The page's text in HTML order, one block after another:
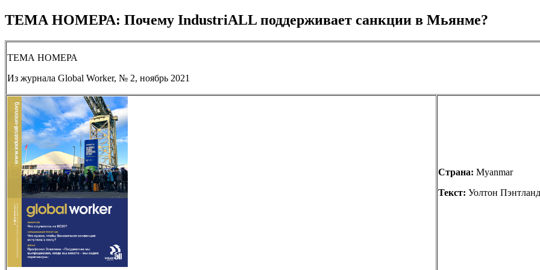
ТЕМА НОМЕРА: Почему IndustriALL поддерживает санкции в Мьянме?
ТЕМА НОМЕРА
Из журнала Global Worker, № 2, ноябрь 2021
Страна: Myanmar
Текст: Уолтон Пэнтланд